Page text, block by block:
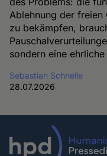
Ablehnung der freien
zu bekämpfen,
sondern eine
Sebastian Schnelle
28.07.2026